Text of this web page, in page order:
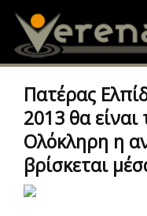
content
Πατέρας
2013 θα
Ολόκληρη η
βρίσκεται